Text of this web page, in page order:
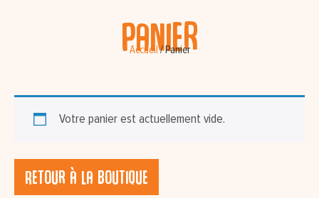
Panier
Accueil / Panier
Votre panier est actuellement vide.
Retour à la boutique